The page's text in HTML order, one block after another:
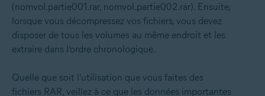
(nomvol.partie001.rar, nomvol.partie002.rar). Ensuite,
lorsque vous décompressez vos fichiers, vous devez
disposer de tous les volumes au même endroit et les
extraire dans l’ordre chronologique.
Quelle que soit l’utilisation que vous faites des
fichiers RAR, veillez à ce que les données importantes